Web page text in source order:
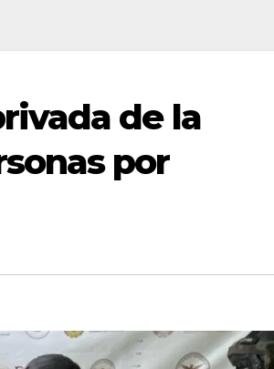
de la
por